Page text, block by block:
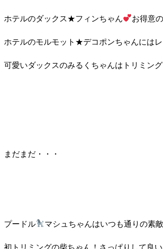
ホテルのダックス★フィンちゃん お得意
ホテルのモルモット★デコポンちゃんには
可愛いダックスのみるくちゃんはトリミン
まだまだ・・・
プードル マシュちゃんはいつも通りの素
初トリミングの柴ちゃん！さっぱりして良